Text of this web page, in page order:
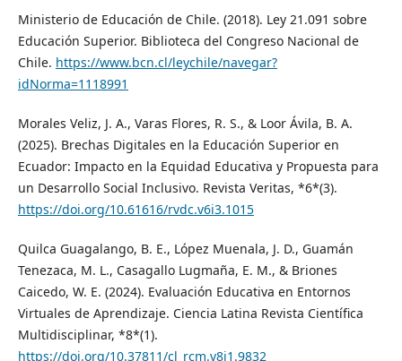
Ministerio de Educación de Chile. (2018). Ley 21.091 sobre
Educación Superior. Biblioteca del Congreso Nacional de
Chile. https://www.bcn.cl/leychile/navegar?
idNorma=1118991
Morales Veliz, J. A., Varas Flores, R. S., & Loor Ávila, B. A.
(2025). Brechas Digitales en la Educación Superior en
Ecuador: Impacto en la Equidad Educativa y Propuesta para
un Desarrollo Social Inclusivo. Revista Veritas, *6*(3).
https://doi.org/10.61616/rvdc.v6i3.1015
Quilca Guagalango, B. E., López Muenala, J. D., Guamán
Tenezaca, M. L., Casagallo Lugmaña, E. M., & Briones
Caicedo, W. E. (2024). Evaluación Educativa en Entornos
Virtuales de Aprendizaje. Ciencia Latina Revista Científica
Multidisciplinar, *8*(1).
https://doi.org/10.37811/cl_rcm.v8i1.9832